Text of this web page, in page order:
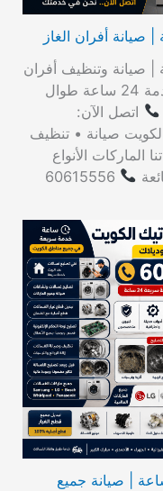
الكويت 24 ساعة | صيانة وتنظيف أفران
خدمة 24 ساعة طوال
اتصل الآن:
صيانة • تنظيف
ساعة خدماتنا الماركات الأنواع
60615556
غسالات اتوماتيك الكويت 24 ساعة | صيانة جميع